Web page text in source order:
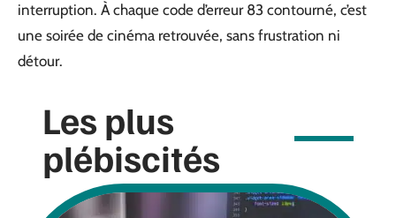
interruption. À chaque code d’erreur 83 contourné, c’est
une soirée de cinéma retrouvée, sans frustration ni
détour.
Les plus
plébiscités